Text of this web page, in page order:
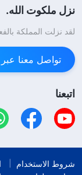
نزل ملكوت الله.
لقد نزلت المملكة
تواصل معنا عبر Messenger
اتبعنا
شروط الاستخدام